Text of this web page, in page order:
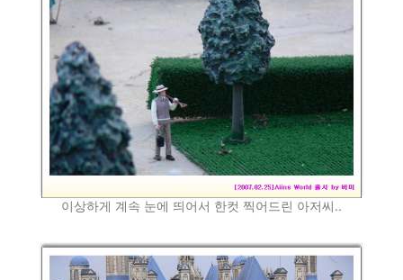
이상하게 계속 눈에 띄어서 한컷 찍어드린 아저씨..